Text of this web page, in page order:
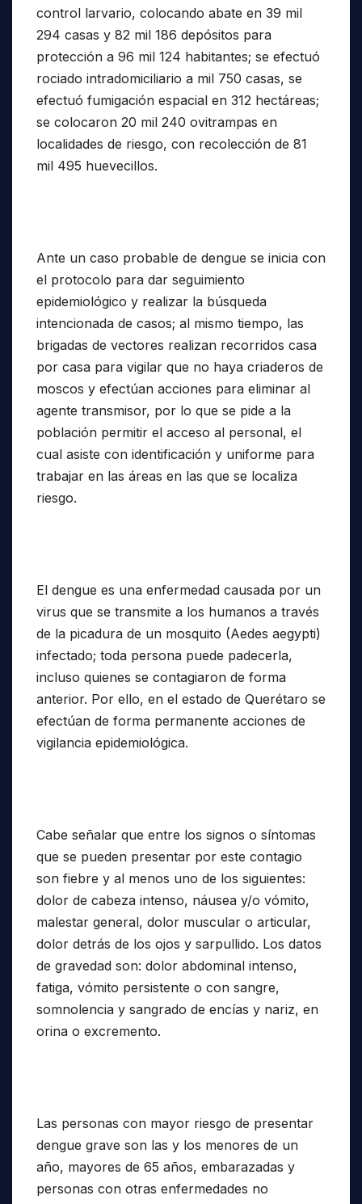
control larvario, colocando abate en 39 mil
294 casas y 82 mil 186 depósitos para
protección a 96 mil 124 habitantes; se efectuó
rociado intradomiciliario a mil 750 casas, se
efectuó fumigación espacial en 312 hectáreas;
se colocaron 20 mil 240 ovitrampas en
localidades de riesgo, con recolección de 81
mil 495 huevecillos.
Ante un caso probable de dengue se inicia con
el protocolo para dar seguimiento
epidemiológico y realizar la búsqueda
intencionada de casos; al mismo tiempo, las
brigadas de vectores realizan recorridos casa
por casa para vigilar que no haya criaderos de
moscos y efectúan acciones para eliminar al
agente transmisor, por lo que se pide a la
población permitir el acceso al personal, el
cual asiste con identificación y uniforme para
trabajar en las áreas en las que se localiza
riesgo.
El dengue es una enfermedad causada por un
virus que se transmite a los humanos a través
de la picadura de un mosquito (Aedes aegypti)
infectado; toda persona puede padecerla,
incluso quienes se contagiaron de forma
anterior. Por ello, en el estado de Querétaro se
efectúan de forma permanente acciones de
vigilancia epidemiológica.
Cabe señalar que entre los signos o síntomas
que se pueden presentar por este contagio
son fiebre y al menos uno de los siguientes:
dolor de cabeza intenso, náusea y/o vómito,
malestar general, dolor muscular o articular,
dolor detrás de los ojos y sarpullido. Los datos
de gravedad son: dolor abdominal intenso,
fatiga, vómito persistente o con sangre,
somnolencia y sangrado de encías y nariz, en
orina o excremento.
Las personas con mayor riesgo de presentar
dengue grave son las y los menores de un
año, mayores de 65 años, embarazadas y
personas con otras enfermedades no